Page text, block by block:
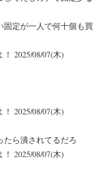
固定が一人で何十個も買
2025/08/07(木)
2025/08/07(木)
ら潰されてるだろ
2025/08/07(木)